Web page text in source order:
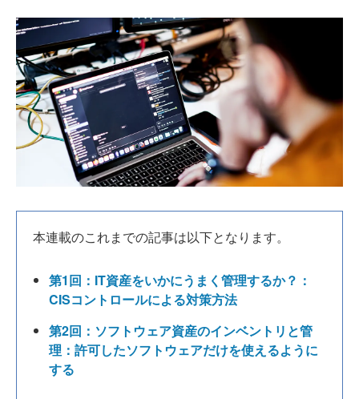
本連載のこれまでの記事は以下となります。
第1回：IT資産をいかにうまく管理するか？：
CISコントロールによる対策方法
第2回：ソフトウェア資産のインベントリと管
理：許可したソフトウェアだけを使えるように
する